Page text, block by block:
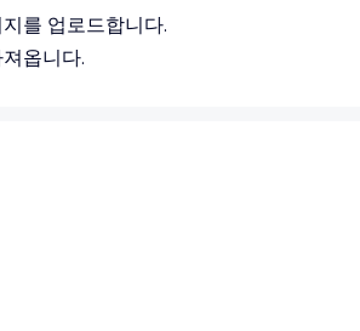
를 업로드합니다.
옵니다.